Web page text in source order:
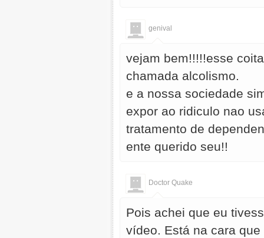
genival
vejam bem!!!!!esse
chamada alcolismo.
e a nossa sociedade
expor ao ridiculo nao
tratamento de
ente querido seu!!
Doctor Quake
Pois achei que eu
vídeo. Está na cara